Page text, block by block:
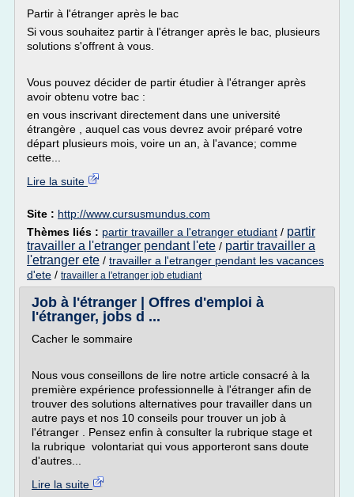
Partir à l'étranger après le bac
Si vous souhaitez partir à l'étranger après le bac, plusieurs
solutions s'offrent à vous.
Vous pouvez décider de partir étudier à l'étranger après
avoir obtenu votre bac :
en vous inscrivant directement dans une université
étrangère , auquel cas vous devrez avoir préparé votre
départ plusieurs mois, voire un an, à l'avance; comme
cette...
Lire la suite
Site : http://www.cursusmundus.com
Thèmes liés : partir travailler a l'etranger etudiant / partir
travailler a l'etranger pendant l'ete / partir travailler a
l'etranger ete / travailler a l'etranger pendant les vacances
d'ete / travailler a l'etranger job etudiant
Job à l'étranger | Offres d'emploi à
l'étranger, jobs d ...
Cacher le sommaire
Nous vous conseillons de lire notre article consacré à la
première expérience professionnelle à l'étranger afin de
trouver des solutions alternatives pour travailler dans un
autre pays et nos 10 conseils pour trouver un job à
l'étranger . Pensez enfin à consulter la rubrique stage et
la rubrique volontariat qui vous apporteront sans doute
d'autres...
Lire la suite